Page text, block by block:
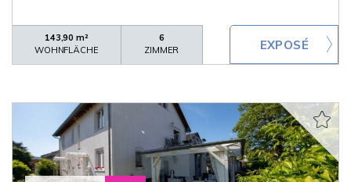
143,90 m²
WOHNFLÄCHE
6
ZIMMER